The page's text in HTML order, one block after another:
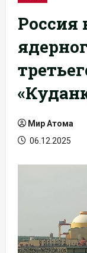
Россия
Мир Атома
06.12.2025